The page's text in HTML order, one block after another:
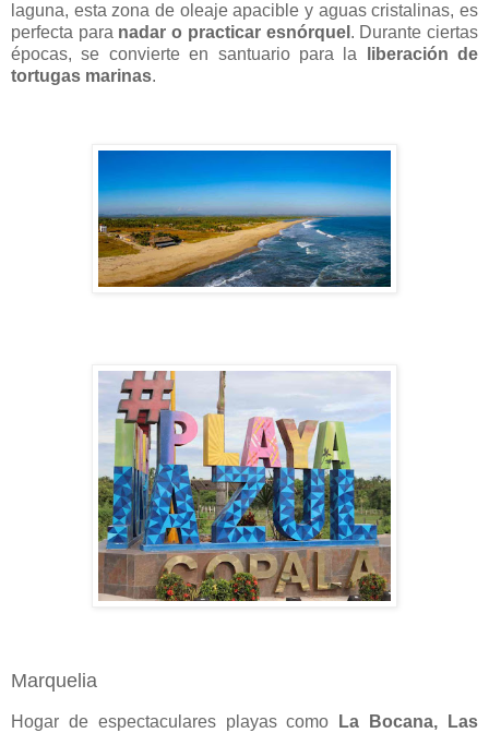
laguna, esta zona de oleaje apacible y aguas cristalinas, es
perfecta para nadar o practicar esnórquel . Durante ciertas
épocas, se convierte en santuario para la
liberación de
tortugas marinas.
Marquelia
Hogar de espectaculares playas como
La Bocana, Las